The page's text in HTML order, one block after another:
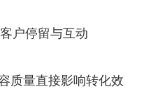
户停留与互动
量直接影响转化效